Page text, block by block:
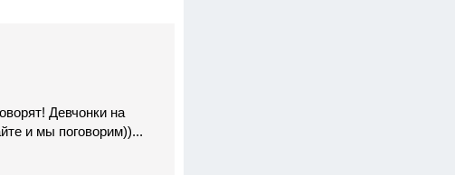
Девчонки на
и мы поговорим))...